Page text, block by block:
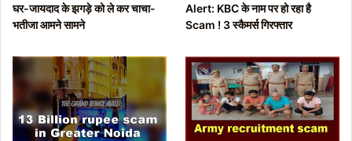
e
घर-जायदाद के झगड़े को ले कर चाचा-
भतीजा आमने सामने
Alert: KBC के नाम पर हो रहा है
Scam ! 3 स्कैमर्स गिरफ्तार